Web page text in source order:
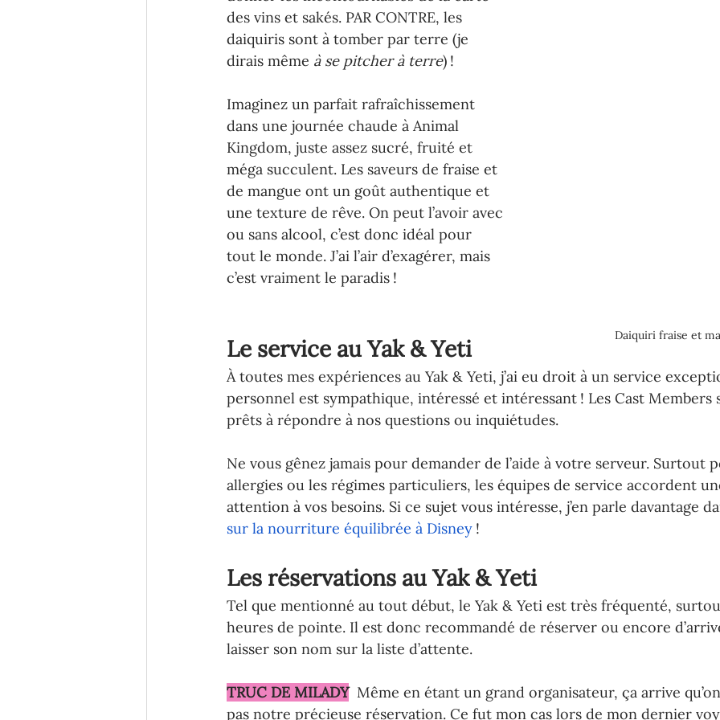
Daiquiri fraise et
des vins et sakés. PAR CONTRE, les
daiquiris sont à tomber par terre (je
dirais même à se pitcher à terre) !
Imaginez un parfait rafraîchissement
dans une journée chaude à Animal
Kingdom, juste assez sucré, fruité et
méga succulent. Les saveurs de fraise et
de mangue ont un goût authentique et
une texture de rêve. On peut l’avoir avec
ou sans alcool, c’est donc idéal pour
tout le monde. J’ai l’air d’exagérer, mais
c’est vraiment le paradis !
Le service au Yak & Yeti
À toutes mes expériences au Yak & Yeti, j’ai eu droit à un service
personnel est sympathique, intéressé et intéressant ! Les Cast
prêts à répondre à nos questions ou inquiétudes.
Ne vous gênez jamais pour demander de l’aide à votre serveur. Surtout
allergies ou les régimes particuliers, les équipes de service accordent
attention à vos besoins. Si ce sujet vous intéresse, j’en parle davantage
sur la nourriture équilibrée à Disney !
Les réservations au Yak & Yeti
Tel que mentionné au tout début, le Yak & Yeti est très fréquenté,
heures de pointe. Il est donc recommandé de réserver ou encore
laisser son nom sur la liste d’attente.
TRUC DE MILADY Même en étant un grand organisateur, ça arrive
pas notre précieuse réservation. Ce fut mon cas lors de mon dernier